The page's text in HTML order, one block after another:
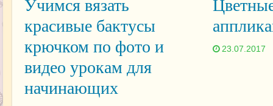
Учимся вязать
красивые бактусы
крючком по фото и
видео урокам для
начинающих
23.07.2017